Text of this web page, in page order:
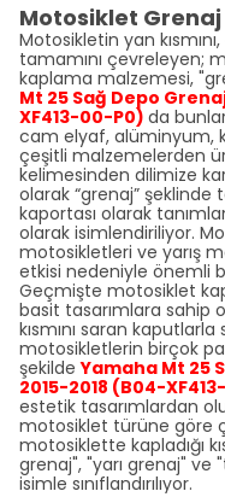
Motosiklet Grenaj
Motosikletin yan kısmını,
tamamını çevreleyen;
kaplama malzemesi,
Mt 25 Sağ Depo
XF413-00-P0) da
cam elyaf, alüminyum,
çeşitli malzemelerden
kelimesinden dilimize
olarak “grenaj”
kaportası olarak
olarak isimlendiriliyor.
motosikletleri ve yarış
etkisi nedeniyle önemli
Geçmişte motosiklet
basit tasarımlara sahip
kısmını saran kaputlarla
motosikletlerin birçok
şekildeYamaha Mt 25
2015-2018 (B04-
estetik tasarımlardan
motosiklet türüne göre
motosiklette kapladığı
grenaj", "yarı grenaj" ve
isimle sınıflandırılıyor.